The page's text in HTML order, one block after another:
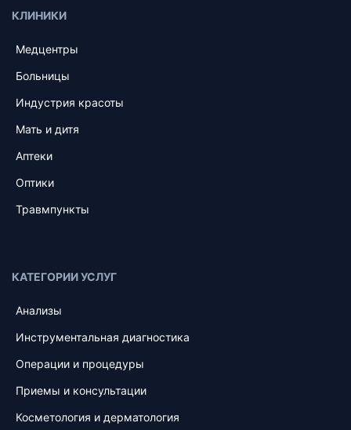
КЛИНИКИ
Медцентры
Больницы
Индустрия красоты
Мать и дитя
Аптеки
Оптики
Травмпункты
КАТЕГОРИИ УСЛУГ
Анализы
Инструментальная диагностика
Операции и процедуры
Приемы и консультации
Косметология и дерматология